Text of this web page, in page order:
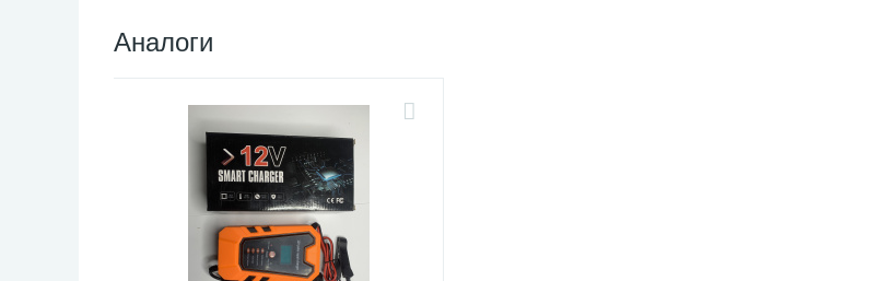
Аналоги